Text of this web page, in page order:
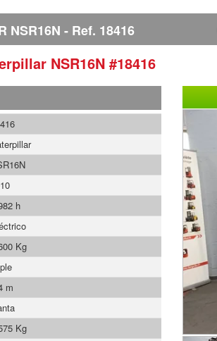
NSR16N Ref. 18416
NSR16N #18416
h
Kg
m
Kg